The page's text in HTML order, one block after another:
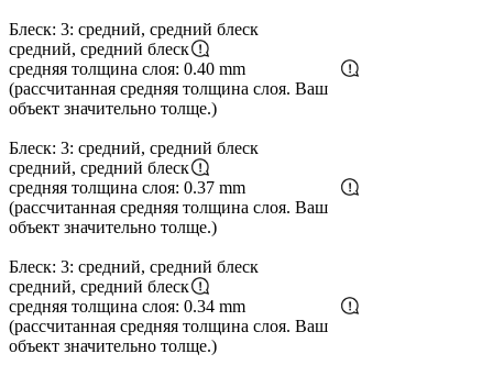
Блеск: 3: средний, средний блеск
средний, средний блеск
средняя толщина слоя: 0.40 mm
(рассчитанная средняя толщина слоя. Ваш
объект значительно толще.)
Блеск: 3: средний, средний блеск
средний, средний блеск
средняя толщина слоя: 0.37 mm
(рассчитанная средняя толщина слоя. Ваш
объект значительно толще.)
Блеск: 3: средний, средний блеск
средний, средний блеск
средняя толщина слоя: 0.34 mm
(рассчитанная средняя толщина слоя. Ваш
объект значительно толще.)